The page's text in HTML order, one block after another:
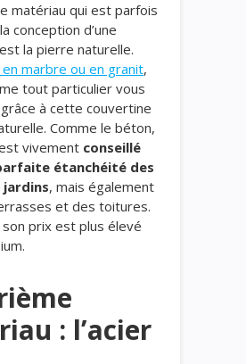
matériau qui est parfois
conception d’une
la pierre naturelle.
en marbre ou en granit,
tout particulier vous
à cette couvertine
Comme le béton,
vivement conseillé
étanchéité des
, mais également
et des toitures.
prix est plus élevé
: l’acier